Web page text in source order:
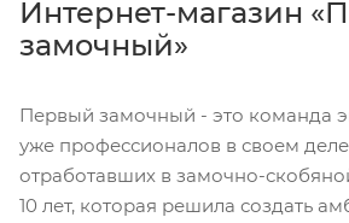
Интернет-магазин
замочный»
Первый замочный - это команда
уже профессионалов в своем
отработавших в замочно-
10 лет, которая решила создать